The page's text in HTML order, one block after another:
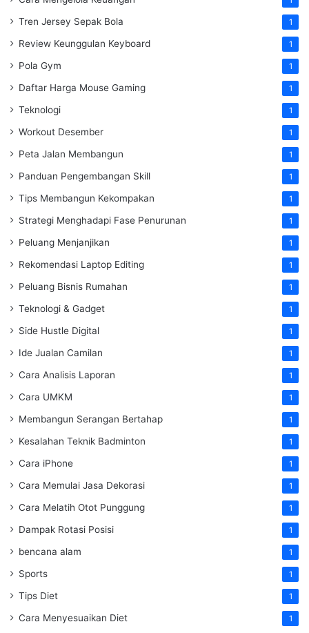
Tren Jersey Sepak Bola 1
Review Keunggulan Keyboard 1
Pola Gym 1
Daftar Harga Mouse Gaming 1
Teknologi 1
Workout Desember 1
Peta Jalan Membangun 1
Panduan Pengembangan Skill 1
Tips Membangun Kekompakan 1
Strategi Menghadapi Fase Penurunan 1
Peluang Menjanjikan 1
Rekomendasi Laptop Editing 1
Peluang Bisnis Rumahan 1
Teknologi & Gadget 1
Side Hustle Digital 1
Ide Jualan Camilan 1
Cara Analisis Laporan 1
Cara UMKM 1
Membangun Serangan Bertahap 1
Kesalahan Teknik Badminton 1
Cara iPhone 1
Cara Memulai Jasa Dekorasi 1
Cara Melatih Otot Punggung 1
Dampak Rotasi Posisi 1
bencana alam 1
Sports 1
Tips Diet 1
Cara Menyesuaikan Diet 1